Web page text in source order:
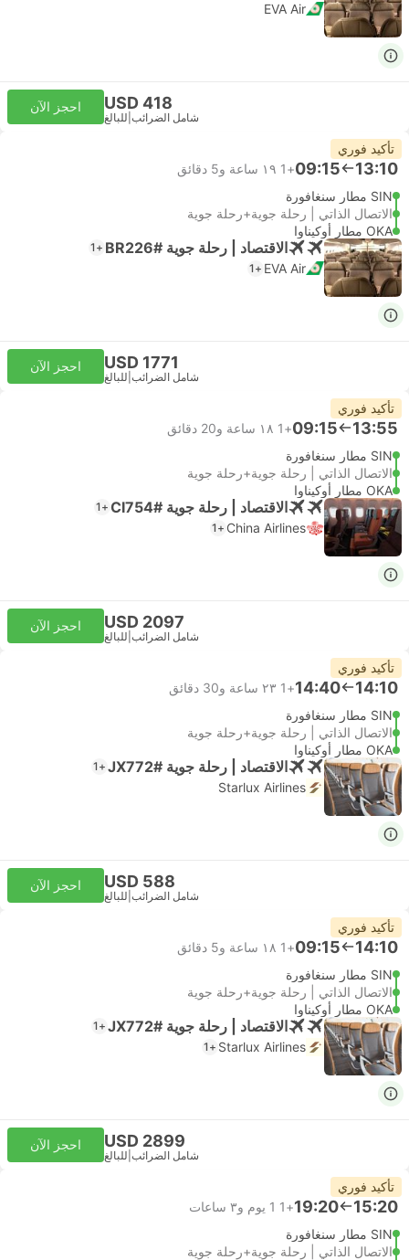
EVA Air
USD 418
شامل الضرائب للبالغ
احجز الآن
تأكيد فوري
13:10
09:15
+1
١٩ ساعة و‫5 دقائق
SIN مطار سنغافورة
الاتصال الذاتي | رحلة جوية+رحلة جوية
OKA مطار أوكيناوا
الاقتصاد | رحلة جوية #BR226 +1
EVA Air
+1
USD 1771
شامل الضرائب للبالغ
احجز الآن
تأكيد فوري
13:55
09:15
+1
١٨ ساعة و‫20 دقائق
SIN مطار سنغافورة
الاتصال الذاتي | رحلة جوية+رحلة جوية
OKA مطار أوكيناوا
الاقتصاد | رحلة جوية #CI754 +1
China Airlines
+1
USD 2097
شامل الضرائب للبالغ
احجز الآن
تأكيد فوري
14:10
14:40
+1
٢٣ ساعة و‫30 دقائق
SIN مطار سنغافورة
الاتصال الذاتي | رحلة جوية+رحلة جوية
OKA مطار أوكيناوا
الاقتصاد | رحلة جوية #JX772 +1
Starlux Airlines
USD 588
شامل الضرائب للبالغ
احجز الآن
تأكيد فوري
14:10
09:15
+1
١٨ ساعة و‫5 دقائق
SIN مطار سنغافورة
الاتصال الذاتي | رحلة جوية+رحلة جوية
OKA مطار أوكيناوا
الاقتصاد | رحلة جوية #JX772 +1
Starlux Airlines
+1
USD 2899
شامل الضرائب للبالغ
احجز الآن
تأكيد فوري
15:20
19:20
+1
1 يوم و٣ ساعات
SIN مطار سنغافورة
الاتصال الذاتي | رحلة جوية+رحلة جوية